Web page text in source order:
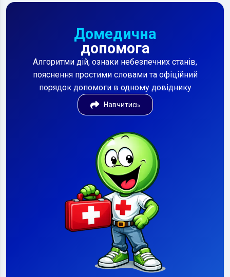
Домедична
допомога
Алгоритми дій, ознаки небезпечних станів,
пояснення простими словами та офіційний
порядок допомоги в одному довіднику
Навчитись